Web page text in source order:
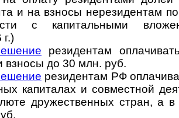
и на взносы нере­зи­ден­там
с капи­таль­ными
резидентам
взносы до 30 млн. руб.
резидентам РФ
ка­пи­та­лах и со­вмест­ной
дру­жест­вен­ных стран, а